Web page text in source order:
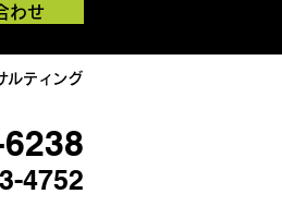
わせ
ルティング
4752